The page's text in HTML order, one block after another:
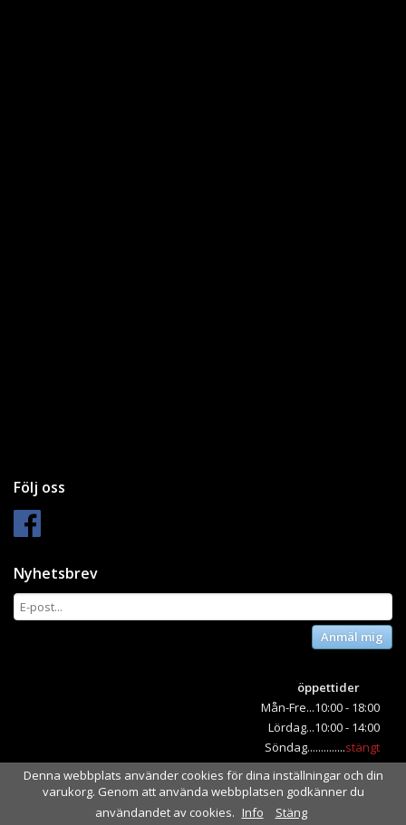
Följ oss
Nyhetsbrev
Anmäl mig
öppettider
Mån-Fre...10:00 - 18:00
Lördag...10:00 - 14:00
Söndag..............stängt
Drift & produktion:Wikinggruppen
Denna webbplats använder cookies för dina inställningar och din
varukorg. Genom att använda webbplatsen godkänner du
användandet av cookies. Info Stäng